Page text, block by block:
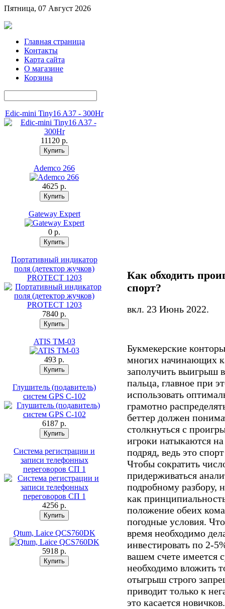
Пятница, 07 Август 2026
Главная страница
Контакты
Карта сайта
О магазине
Корзина
Edic-mini Tiny16 A37 - 300Hr
11120 p.
Ademco 266
4625 p.
Gateway Expert
0 p.
Портативный индикатор
поля (детектор жучков)
PROTECT 1203
7840 p.
ATIS TM-03
493 p.
Глушитель (подавитель)
систем GPS C-102
6187 p.
Система регистрации и
записи телефонных
переговоров СП 1
4256 p.
Qtum, Laice QCS760DK
5918 p.
Как обходить
спорт?
вкл. 23 Июнь 2022.
Букмекерские
многих начинающих
заполучить выигрыш
пальца, главное при
использовать
грамотно
беттер должен
столкнуться с
игроки натыкаются
подряд, ведь это
Чтобы сократить
придерживаться
подробному разбору,
как
положение обеих
погодные условия.
время необходимо
инвестировать по 2-
вашем счете имеется
необходимо вложить
отыгрыш строго
приводит только к
это касается новичков.